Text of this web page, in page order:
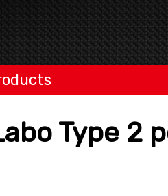
Type 2